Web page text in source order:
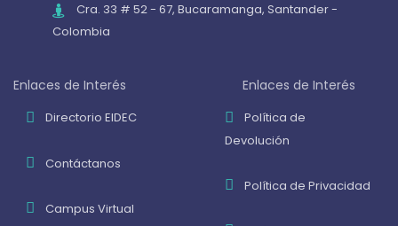
Cra. 33 # 52 - 67, Bucaramanga, Santander -
Colombia
Enlaces de Interés
Directorio EIDEC
Contáctanos
Campus Virtual
Enlaces de Interés
Política de
Devolución
Política de Privacidad